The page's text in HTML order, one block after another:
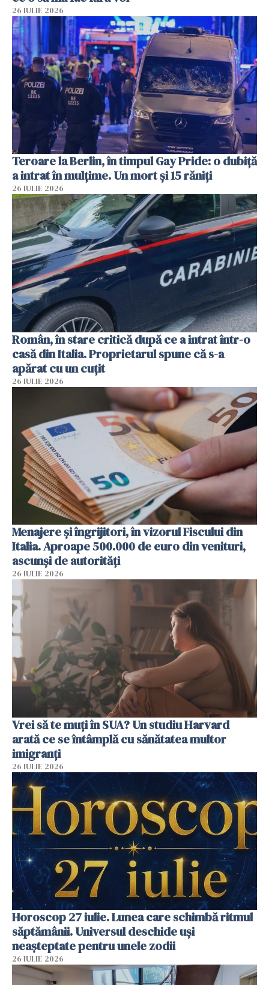
26 IULIE 2026
Teroare la Berlin, în timpul Gay Pride: o dubiță
a intrat în mulțime. Un mort și 15 răniți
26 IULIE 2026
Român, în stare critică după ce a intrat într-o
casă din Italia. Proprietarul spune că s-a
apărat cu un cuțit
26 IULIE 2026
Menajere și îngrijitori, în vizorul Fiscului din
Italia. Aproape 500.000 de euro din venituri,
ascunși de autorități
26 IULIE 2026
Vrei să te muți în SUA? Un studiu Harvard
arată ce se întâmplă cu sănătatea multor
imigranți
26 IULIE 2026
Horoscop 27 iulie. Lunea care schimbă ritmul
săptămânii. Universul deschide uși
neașteptate pentru unele zodii
26 IULIE 2026